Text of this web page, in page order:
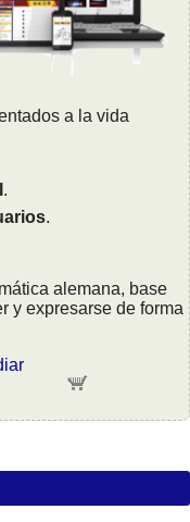
a la vida
.
.
alemana, base
y expresarse de forma